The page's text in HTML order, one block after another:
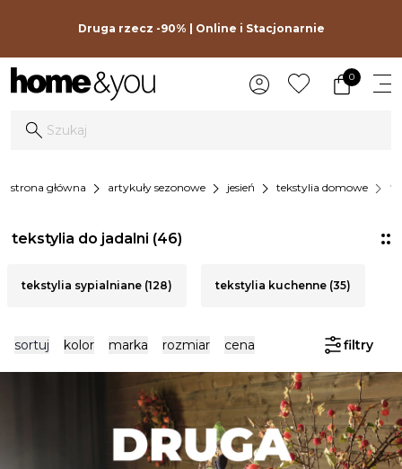
Druga rzecz -90% | Online i Stacjonarnie
0
strona główna chevron_right artykuły sezonowe chevron_rightjesień chevron_right tekstylia domowe chevron_right
tekstylia do jadalni (46)
tekstylia sypialniane (128) tekstylia kuchenne (35)
sortuj kolor marka rozmiar cena filtry